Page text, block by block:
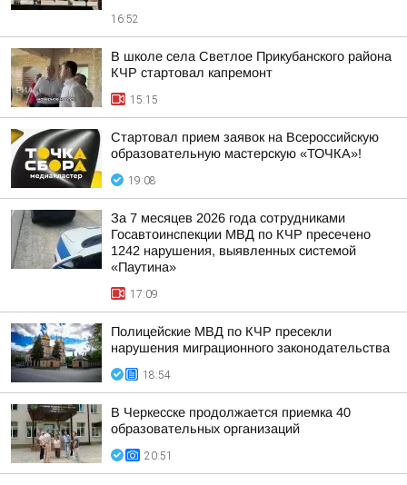
16:52
В школе села Светлое Прикубанского района
КЧР стартовал капремонт
15:15
Стартовал прием заявок на Всероссийскую
образовательную мастерскую «ТОЧКА»!
19:08
За 7 месяцев 2026 года сотрудниками
Госавтоинспекции МВД по КЧР пресечено
1242 нарушения, выявленных системой
«Паутина»
17:09
Полицейские МВД по КЧР пресекли
нарушения миграционного законодательства
18:54
В Черкесске продолжается приемка 40
образовательных организаций
20:51